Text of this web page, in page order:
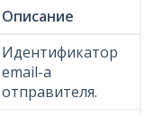
Описание
Идентификатор
email-a
отправителя.